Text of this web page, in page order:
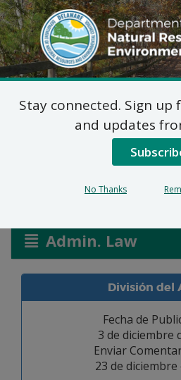
DNREC Menu
Solicitudes
de Pantanos
Admin. Law
División del
Fecha de
3 de diciembre
Enviar
23 de diciembre
Stay connected. Sign
and updates
No Thanks